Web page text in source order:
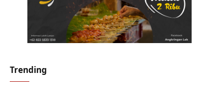
Trending